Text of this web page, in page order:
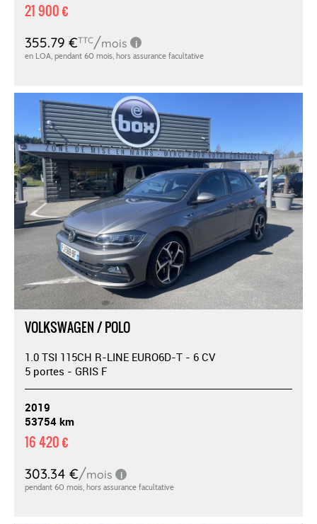
21 900 €
VOLKSWAGEN / POLO
1.0 TSI 115CH R-LINE EURO6D-T - 6 CV
5 portes - GRIS F
2019
53754 km
16 420 €